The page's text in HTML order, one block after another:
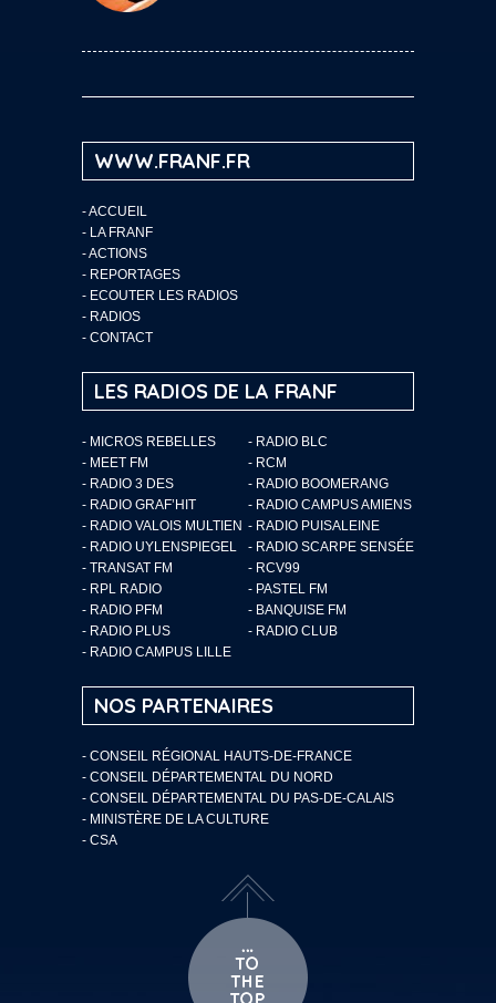
WWW.FRANF.FR
-ACCUEIL
- LA FRANF
-ACTIONS
- REPORTAGES
- ECOUTER LES RADIOS
- RADIOS
- CONTACT
LES RADIOS DE LA FRANF
- MICROS REBELLES
- RADIO BLC
- MEET FM
- RCM
- RADIO 3 DES
- RADIO BOOMERANG
- RADIO GRAF’HIT
- RADIO CAMPUS AMIENS
- RADIO VALOIS MULTIEN - RADIO PUISALEINE
- RADIO UYLENSPIEGEL
- RADIO SCARPE SENSÉE
- TRANSAT FM
- RCV99
- RPL RADIO
- PASTEL FM
- RADIO PFM
- BANQUISE FM
- RADIO PLUS
- RADIO CLUB
- RADIO CAMPUS LILLE
NOS PARTENAIRES
- CONSEIL RÉGIONAL HAUTS-DE-FRANCE
- CONSEIL DÉPARTEMENTAL DU NORD
- CONSEIL DÉPARTEMENTAL DU PAS-DE-CALAIS
- MINISTÈRE DE LA CULTURE
- CSA